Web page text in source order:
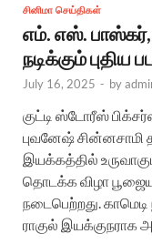
சினிமா செய்திகள்
எம். எஸ்.
நடிக்கும் புதிய
July 16, 2025 - by
குட்டி ஸ்டோரீஸ்
புவனேஷ் சின்னசாமி
இயக்கத்தில்
தொடக்க விழா
நடைபெற்றது. காமெடி
ராகுல் இயக்குநராக